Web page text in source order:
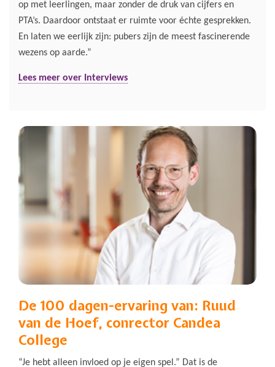
op met leerlingen, maar zonder de druk van cijfers en
PTA’s. Daardoor ontstaat er ruimte voor échte gesprekken.
En laten we eerlijk zijn: pubers zijn de meest fascinerende
wezens op aarde.”
Lees meer over Interviews
De 100 dagen-ervaring van: Ruud
van de Hoef, conrector Candea
College
“Je hebt alleen invloed op je eigen spel.” Dat is de